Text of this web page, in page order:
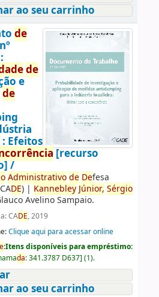
ao seu carrinho
de
dede
e
de
Efeitos
[recurso
/
Administrativo de Defesa
DE)| Kannebley Júnior, Sérgio
Avelino Sampaio.
CADE, 2019
Clique aqui para acessar online
:Itens disponíveis para empréstimo:
da:341.3787 D637] (1).
ao seu carrinho